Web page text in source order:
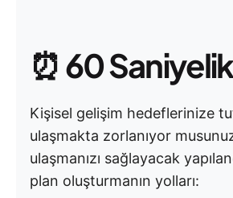
⏰60
Kişisel gelişim hedeflerinize
ulaşmakta zorlanıyor
ulaşmanızı sağlayacak
plan oluşturmanın yolları: